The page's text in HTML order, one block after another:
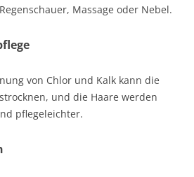
Massage oder Nebel.
von Chlor und Kalk kann die
und die Haare werden
pflegeleichter.